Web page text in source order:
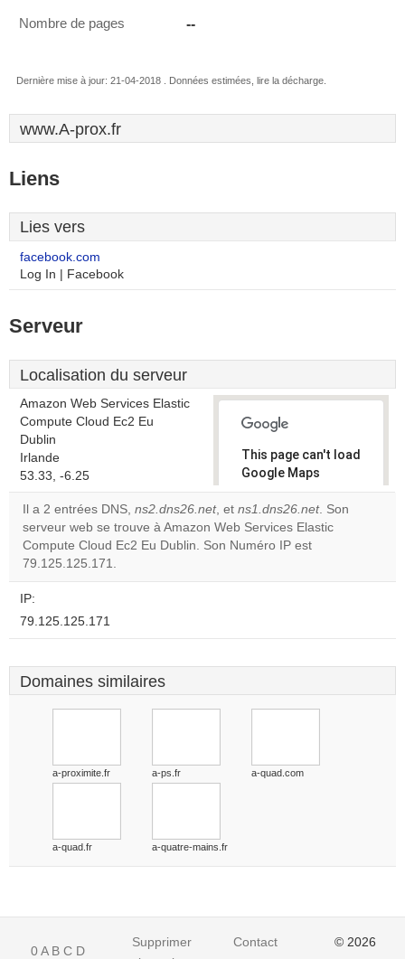
Nombre de pages --
Dernière mise à jour: 21-04-2018 . Données estimées, lire la décharge.
www.A-prox.fr
Liens
Lies vers
facebook.com
Log In | Facebook
Serveur
Localisation du serveur
Amazon Web Services Elastic
Compute Cloud Ec2 Eu
Dublin
Irlande
53.33, -6.25
This page can't load
Google Maps
correctly.
Do you
own this
Il a 2 entrées DNS, ns2.dns26.net, et ns1.dns26.net. Son
serveur web se trouve à Amazon Web Services Elastic
Compute Cloud Ec2 Eu Dublin. Son Numéro IP est
79.125.125.171.
IP:
79.125.125.171
Domaines similaires
a-proximite.fr a-ps.fr a-quad.com
a-quad.fr a-quatre-mains.fr
0A B C D
Supprimer
Contact © 2026